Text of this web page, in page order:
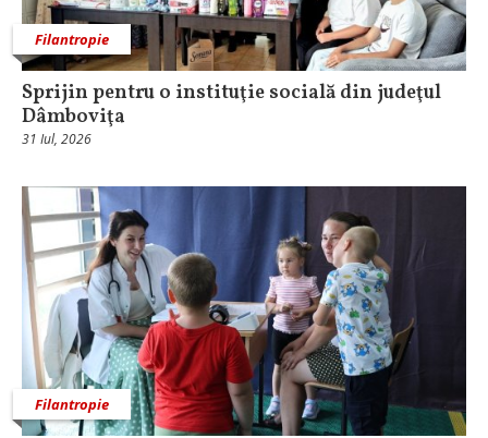
Filantropie
Sprijin pentru o instituţie socială din judeţul
Dâmboviţa
31 Iul, 2026
Filantropie